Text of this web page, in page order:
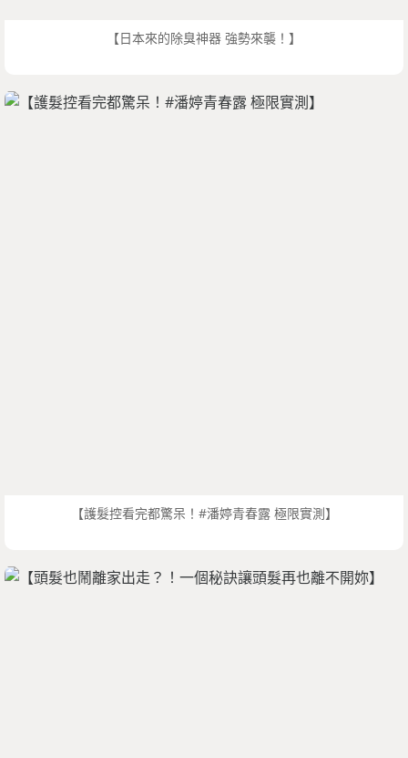
【日本來的除臭神器 強勢來襲！】
【護髮控看完都驚呆！#潘婷青春露 極限實測】